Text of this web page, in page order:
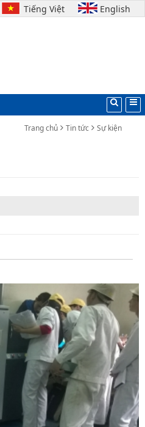
Tiếng Việt English
Trang chủ Tin tức Sự kiện